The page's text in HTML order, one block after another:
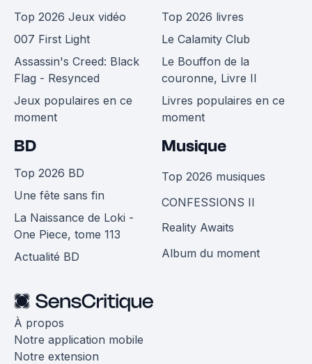
Top 2026 Jeux vidéo
007 First Light
Assassin's Creed: Black
Flag - Resynced
Jeux populaires en ce
moment
Top 2026 livres
Le Calamity Club
Le Bouffon de la
couronne, Livre II
Livres populaires en ce
moment
BD
Top 2026 BD
Une fête sans fin
La Naissance de Loki -
One Piece, tome 113
Actualité BD
Musique
Top 2026 musiques
CONFESSIONS II
Reality Awaits
Album du moment
À propos
Notre application mobile
Notre extension